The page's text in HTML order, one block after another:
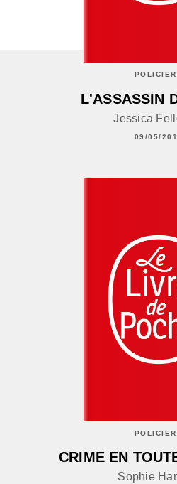
L'ASSASSIN
Jessica
09/05/
CRIME EN
Sophie